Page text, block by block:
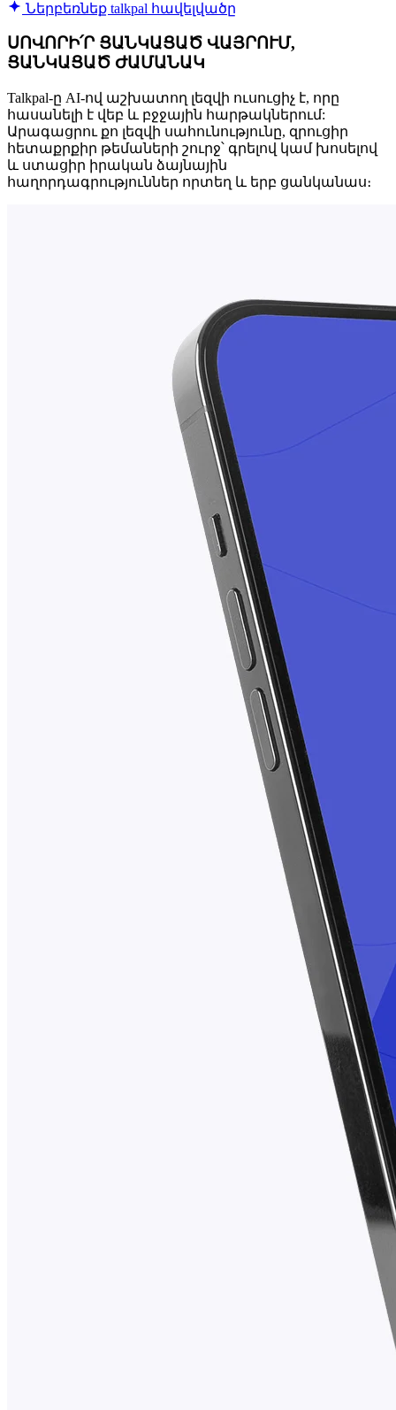
Ներբեռնեք talkpal հավելվածը
ՍՈՎՈՐԻ՛Ր ՑԱՆԿԱՑԱԾ ՎԱՅՐՈՒՄ,
ՑԱՆԿԱՑԱԾ ԺԱՄԱՆԱԿ
Talkpal-ը AI-ով աշխատող լեզվի ուսուցիչ է, որը
հասանելի է վեբ և բջջային հարթակներում:
Արագացրու քո լեզվի սահունությունը, զրուցիր
հետաքրքիր թեմաների շուրջ՝ գրելով կամ խոսելով
և ստացիր իրական ձայնային
հաղորդագրություններ որտեղ և երբ ցանկանաս։